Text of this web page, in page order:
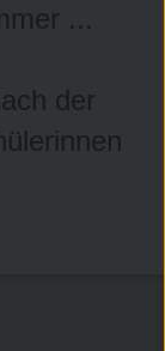
...
der